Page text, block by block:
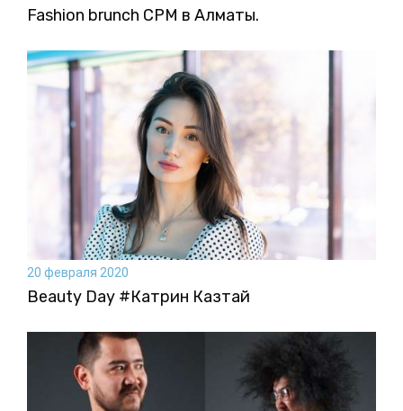
Fashion brunch CPM в Алматы.
20 февраля 2020
Beauty Day #Катрин Казтай